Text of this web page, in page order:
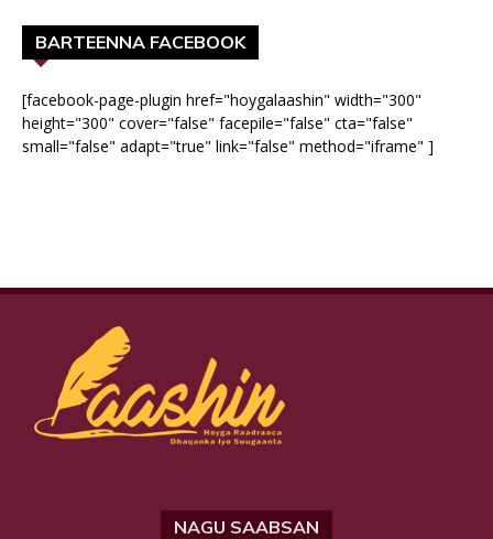
BARTEENNA FACEBOOK
[facebook-page-plugin href="hoygalaashin" width="300"
height="300" cover="false" facepile="false" cta="false"
small="false" adapt="true" link="false" method="iframe" ]
NAGU SAABSAN